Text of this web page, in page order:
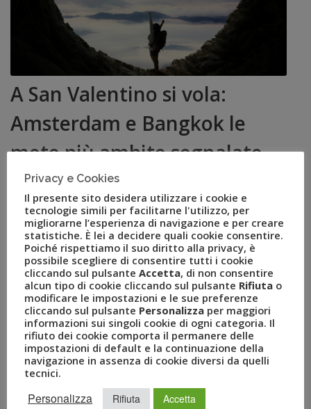
A San Valentino si vola:
Amsterdam e Bangkok le
mete più ambite segnalate
da FlyUvet
FEB 14, 2017
AMEZZULLO
AMOUR,AMSTERDAM,ATENE BANGKOK,BELPAESE,
CANCUN,CATANIA,COPPIE,DUBAI,FLYUVET,
GRUPPO UVET,HELSINKI, L'AVANA,LOW COST,MANÉ,
MIAMI,NEW YORK,PARIGI,PHUKET,SAN FRANCISCO,
SAN VALENTINO,THAILANDIA,TIRANA VENEZIA,VIENNA
COMUNICATI STAMPA
0
Milano, 14 febbraio – L’amour c’est l’amour, e a San
Valentino rose e cioccolatini fanno rima con romantiche
fughe. Il portale di viaggio online FlyUvet–di proprietà
del Gruppo Uvet, permette di trovare i voli ai prezzi più
indagato* i gusti degli innamorati, a livello
Privacy e Cookies
Il presente sito desidera utilizzare i cookie e
tecnologie simili per facilitarne l'utilizzo, per
migliorarne l’esperienza di navigazione e per creare
statistiche. È lei a decidere quali cookie consentire.
Poiché rispettiamo il suo diritto alla privacy, è
possibile scegliere di consentire tutti i cookie
cliccando sul pulsante Accetta, di non consentire
alcun tipo di cookie cliccando sul pulsante Rifiuta o
modificare le impostazioni e le sue preferenze
cliccando sul pulsante Personalizza per maggiori
informazioni sui singoli cookie di ogni categoria. Il
rifiuto dei cookie comporta il permanere delle
impostazioni di default e la continuazione della
navigazione in assenza di cookie diversi da quelli
tecnici.
Personalizza Rifiuta Accetta